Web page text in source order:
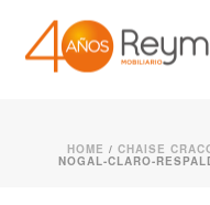
HOME / CHAISE
NOGAL-CLARO-